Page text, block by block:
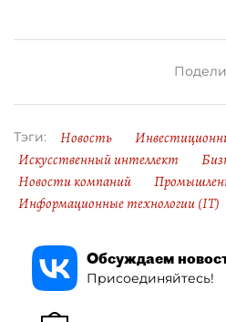
Тэги: Новость
Искусственный интеллект
Новости компаний
Информационные технологии (IT)
Обсуждаем
Присоединяйтесь!